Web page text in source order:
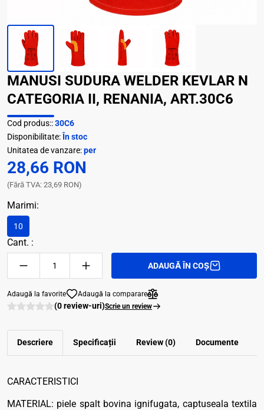
MANUSI SUDURA WELDER KEVLAR N
CATEGORIA II, RENANIA, ART.30C6
Cod produs::30C6
Disponibilitate: În stoc
Unitatea de vanzare:per
28,66 RON
(Fără TVA: 23,69 RON)
Marimi:
10
Cant. :
ADAUGĂ ÎN COȘ
Adaugă la favorite Adaugă la comparare
(0 review-uri)Scrie un review
Descriere Specificații Review (0) Documente
CARACTERISTICI
MATERIAL: piele spalt bovina ignifugata, captuseala textila